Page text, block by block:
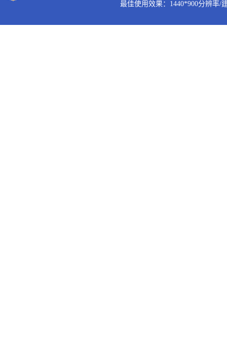
最佳使用效果：1440*900分辨率/